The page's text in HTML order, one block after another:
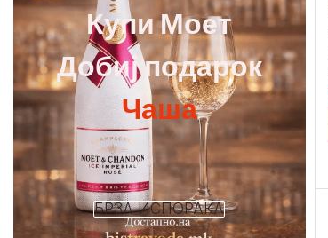
Купи Моет
Добиј подарок
Чаша
БРЗА ИСПОРАКА